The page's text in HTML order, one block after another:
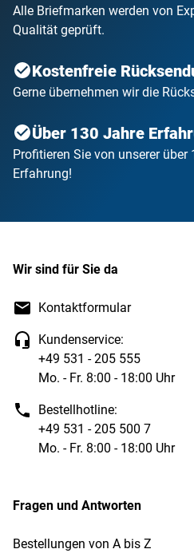
Alle Briefmarken werden von
Qualität geprüft.
Kostenfreie
Gerne übernehmen wir die
Über 130 Jahre
Profitieren Sie von unserer über
Erfahrung!
Wir sind für Sie da
Kontaktformular
Kundenservice:
+49 531 - 205 555
Mo. - Fr. 8:00 - 18:00 Uhr
Bestellhotline:
+49 531 - 205 500 7
Mo. - Fr. 8:00 - 18:00 Uhr
Fragen und Antworten
Bestellungen von A bis Z